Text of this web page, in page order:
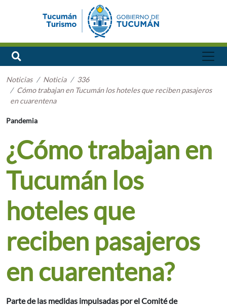
Noticias Noticia
336
Cómo trabajan en Tucumán los hoteles que reciben pasajeros
en cuarentena
Pandemia
¿Cómo trabajan en
Tucumán los
hoteles que
reciben pasajeros
en cuarentena?
Parte de las medidas impulsadas por el Comité de